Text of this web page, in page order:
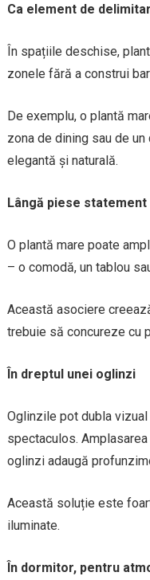
Ca element de
În spațiile deschise,
zonele fără a construi
De exemplu, o plantă
zona de dining sau de
elegantă și naturală.
Lângă piese statement
O plantă mare poate
– o comodă, un tablou
Această asociere
trebuie să concureze cu
În dreptul unei oglinzi
Oglinzile pot dubla
spectaculos.
oglinzi adaugă
Această soluție este
iluminate.
În dormitor, pentru